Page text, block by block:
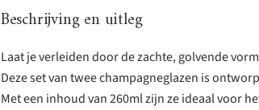
Beschrijving en uitleg
Laat je verleiden door de zachte, golvende
Deze set van twee champagneglazen is
Met een inhoud van 260ml zijn ze ideaal voor